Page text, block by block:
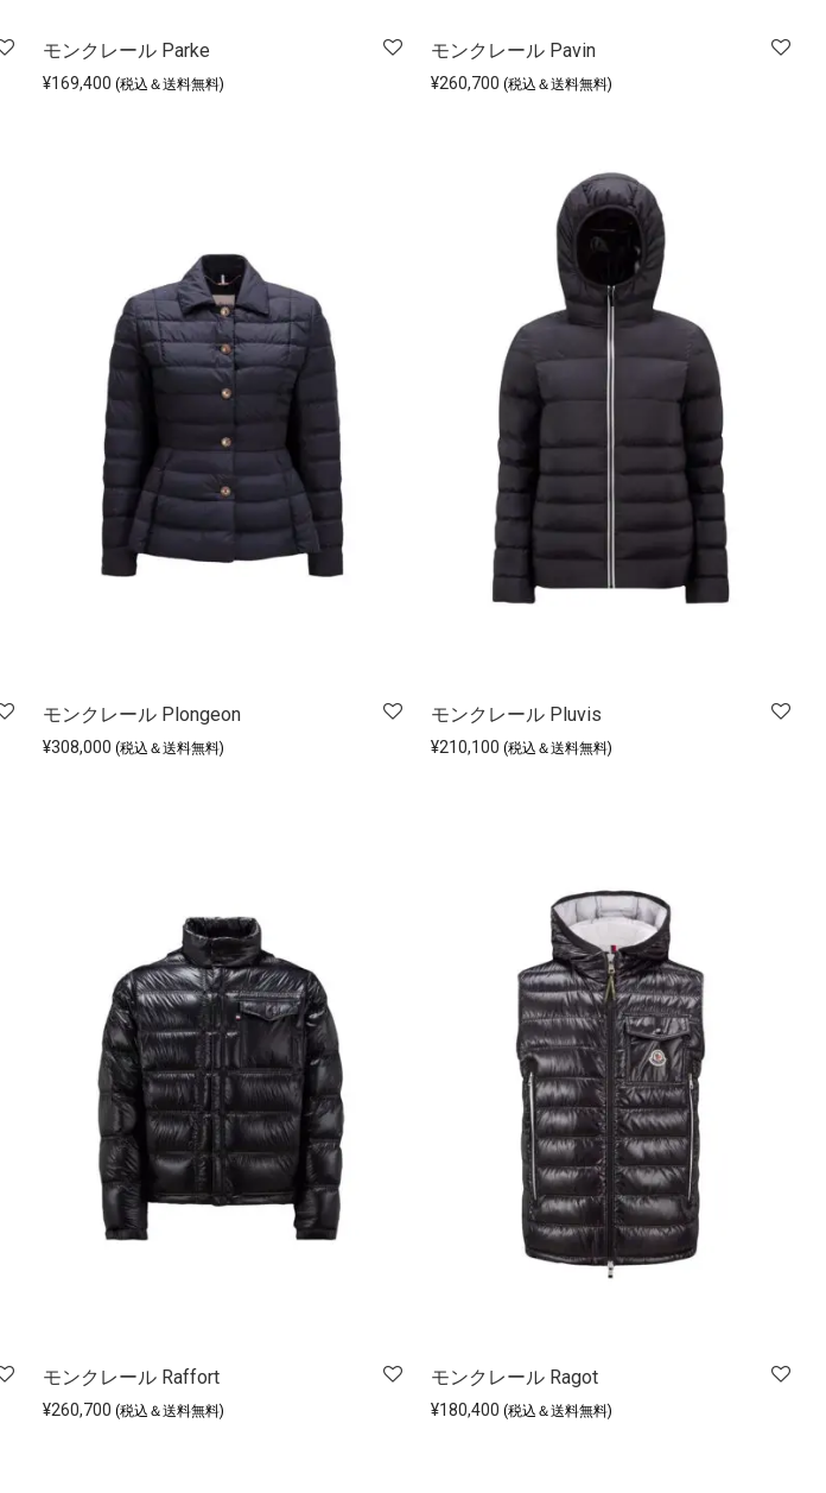
モンクレール Parke
¥169,400 (税込＆送料無料)
モンクレール Pavin
¥260,700 (税込＆送料無料)
モンクレール Plongeon
¥308,000 (税込＆送料無料)
モンクレール Pluvis
¥210,100 (税込＆送料無料)
モンクレール Raffort
¥260,700 (税込＆送料無料)
モンクレール Ragot
¥180,400 (税込＆送料無料)